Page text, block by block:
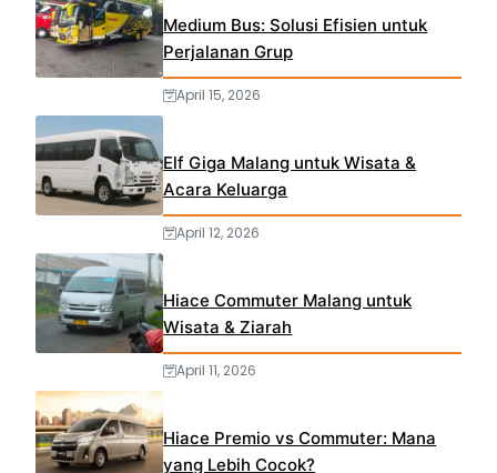
Medium Bus: Solusi Efisien untuk
Perjalanan Grup
April 15, 2026
Elf Giga Malang untuk Wisata &
Acara Keluarga
April 12, 2026
Hiace Commuter Malang untuk
Wisata & Ziarah
April 11, 2026
Hiace Premio vs Commuter: Mana
yang Lebih Cocok?